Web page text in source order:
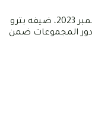
ويواجه نادي باب سويقة يوم السبت 09 ديسمبر 2023، ضيفه بترو
دور المجموعات ضمن